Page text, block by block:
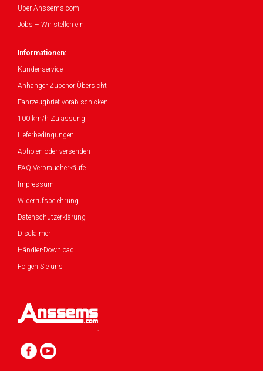
Über Anssems.com
Jobs – Wir stellen ein!
Informationen:
Kundenservice
Anhänger Zubehör Übersicht
Fahrzeugbrief vorab schicken
100 km/h Zulassung
Lieferbedingungen
Abholen oder versenden
FAQ Verbraucherkäufe
Impressum
Widerrufsbelehrung
Datenschutzerklärung
Disclaimer
Händler-Download
Folgen Sie uns